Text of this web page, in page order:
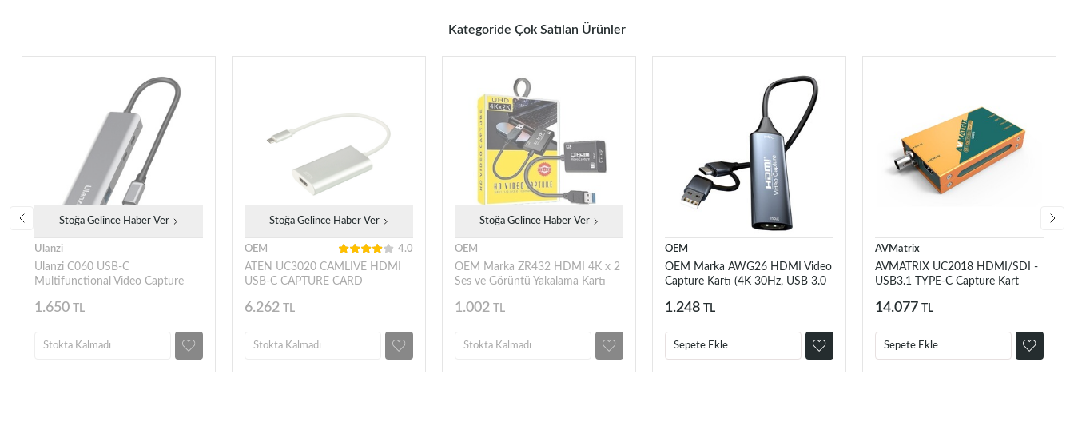
Kategoride Çok Satılan Ürünler
Stoğa Gelince Haber Ver
Ulanzi
Ulanzi C060 USB-C
Multifunctional Video Capture
1.650 TL
Stokta Kalmadı
Stoğa Gelince Haber Ver
OEM 4.0
ATEN UC3020 CAMLIVE HDMI
USB-C CAPTURE CARD
6.262 TL
Stokta Kalmadı
Stoğa Gelince Haber Ver
OEM
OEM Marka ZR432 HDMI 4K x 2
Ses ve Görüntü Yakalama Kartı
1.002 TL
Stokta Kalmadı
OEM
OEM Marka AWG26 HDMI Video
Capture Kartı (4K 30Hz, USB 3.0
1.248 TL
Sepete Ekle
AVMatrix
AVMATRIX UC2018 HDMI/SDI -
USB3.1 TYPE-C Capture Kart
14.077 TL
Sepete Ekle